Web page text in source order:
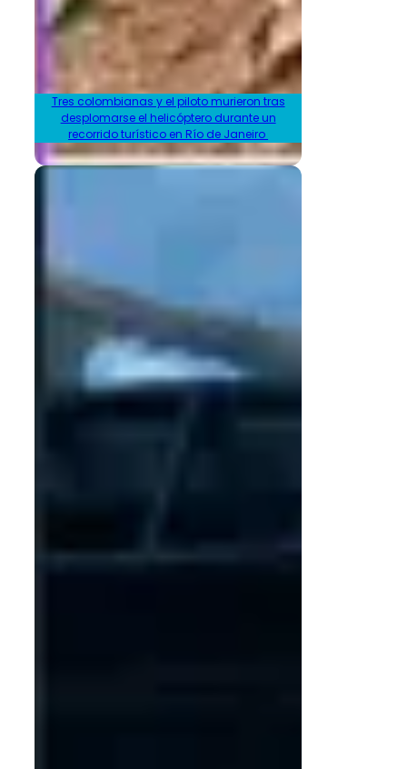
Tres colombianas y el piloto murieron tras
desplomarse el helicóptero durante un
recorrido turístico en Río de Janeiro